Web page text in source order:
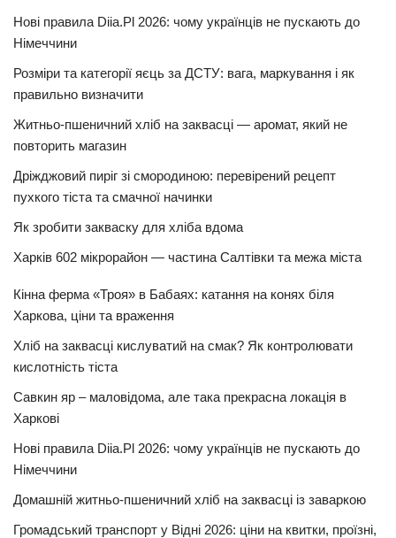
Нові правила Diia.Pl 2026: чому українців не пускають до
Німеччини
Розміри та категорії яєць за ДСТУ: вага, маркування і як
правильно визначити
Житньо-пшеничний хліб на заквасці — аромат, який не
повторить магазин
Дріжджовий пиріг зі смородиною: перевірений рецепт
пухкого тіста та смачної начинки
Як зробити закваску для хліба вдома
Харків 602 мікрорайон — частина Салтівки та межа міста
Кінна ферма «Троя» в Бабаях: катання на конях біля
Харкова, ціни та враження
Хліб на заквасці кислуватий на смак? Як контролювати
кислотність тіста
Савкин яр – маловідома, але така прекрасна локація в
Харкові
Нові правила Diia.Pl 2026: чому українців не пускають до
Німеччини
Домашній житньо-пшеничний хліб на заквасці із заваркою
Громадський транспорт у Відні 2026: ціни на квитки, проїзні,